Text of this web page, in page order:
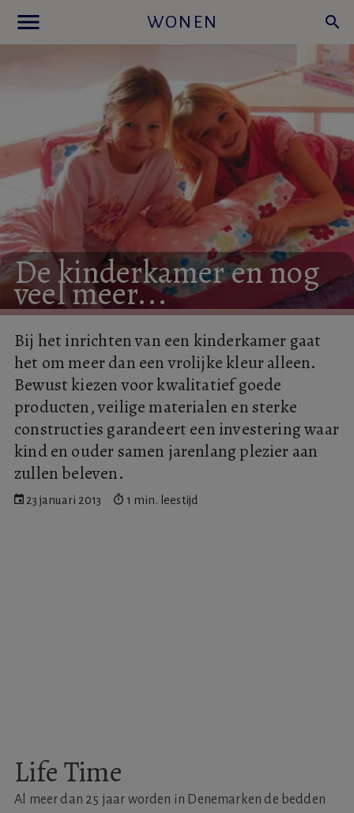
menu WONEN search
Dekinderkamerennog
veelmeer...
Bij het inrichten van een kinderkamer gaat
het om meer dan een vrolijke kleur alleen.
Bewust kiezen voor kwalitatief goede
producten, veilige materialen en sterke
constructies garandeert een investering waar
kind en ouder samen jarenlang plezier aan
zullen beleven.
23 januari 2013 1 min. leestijd
Life Time
Al meer dan 25 jaar worden in Denemarken de bedden